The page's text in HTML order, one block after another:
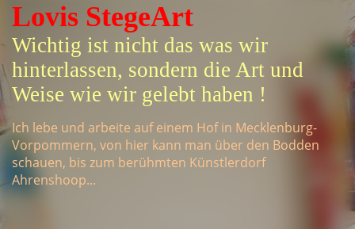
Lovis StegeArt
Wichtig ist nicht das was wir
hinterlassen, sondern die Art und
Weise wie wir gelebt haben !
Ich lebe und arbeite auf einem Hof in Mecklenburg-
Vorpommern, von hier kann man über den Bodden
schauen, bis zum berühmten Künstlerdorf
Ahrenshoop...